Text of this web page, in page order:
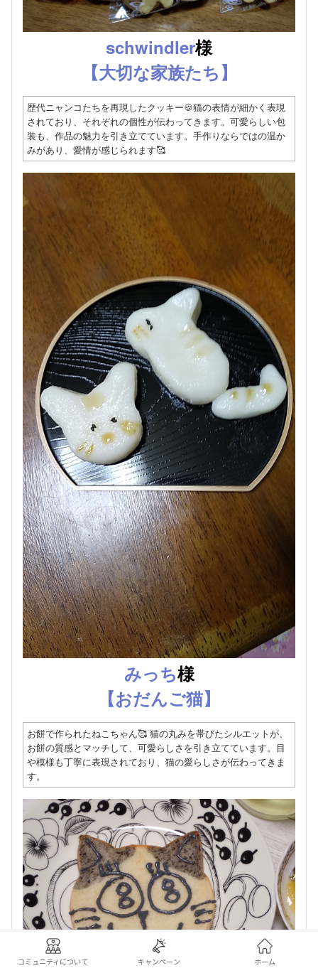
schwindler様
【大切な家族たち】
歴代ニャンコたちを再現したクッキー🍪猫の表情が細かく表現
されており、それぞれの個性が伝わってきます。可愛らしい包
装も、作品の魅力を引き立てています。手作りならではの温か
みがあり、愛情が感じられます🥰
みっち様
【おだんご猫】
お餅で作られたねこちゃん🥰 猫の丸みを帯びたシルエットが、
お餅の質感とマッチして、可愛らしさを引き立てています。目
や模様も丁寧に表現されており、猫の愛らしさが伝わってきま
す。
コミュニティについて キャンペーン ホーム